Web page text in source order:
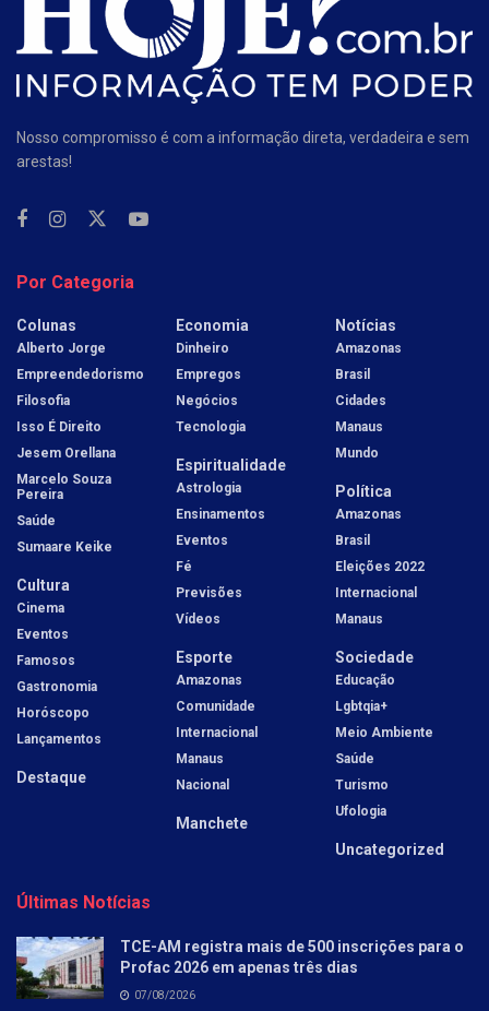
Nosso compromisso é com a informação direta, verdadeira e sem
arestas!
Por Categoria
Colunas
Alberto Jorge
Empreendedorismo
Filosofia
Isso É Direito
Jesem Orellana
Marcelo Souza
Pereira
Saúde
Sumaare Keike
Cultura
Cinema
Eventos
Famosos
Gastronomia
Horóscopo
Lançamentos
Destaque
Economia
Dinheiro
Empregos
Negócios
Tecnologia
Espiritualidade
Astrologia
Ensinamentos
Eventos
Fé
Previsões
Vídeos
Esporte
Amazonas
Comunidade
Internacional
Manaus
Nacional
Manchete
Notícias
Amazonas
Brasil
Cidades
Manaus
Mundo
Política
Amazonas
Brasil
Eleições 2022
Internacional
Manaus
Sociedade
Educação
Lgbtqia+
Meio Ambiente
Saúde
Turismo
Ufologia
Uncategorized
Últimas Notícias
TCE-AM registra mais de 500 inscrições para o
Profac 2026 em apenas três dias
07/08/2026